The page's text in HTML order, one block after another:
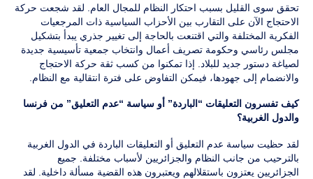
تحقق سوى القليل بسبب احتكار النظام للمجال العام. لقد شجعت حركة
الاحتجاج الآن على التقارب بين الأحزاب السياسية ذات المرجعيات
الفكرية المختلفة والتي اقتنعت بالحاجة إلى تغيير جذري يبدأ بتشكيل
مجلس رئاسي وحكومة تصريف أعمال وانتخاب جمعية تأسيسية جديدة
لصياغة دستور جديد للبلاد. إذا تمكنوا من كسب ثقة حركة الاحتجاج
والانضمام إلى جهودها، فيمكن التفاوض على فترة انتقالية مع النظام.
كيف تفسرون التعليقات “الباردة” أو سياسة “عدم التعليق” من فرنسا
والدول الغربية؟
لقد حظيت سياسة عدم التعليق أو التعليقات الباردة في الدول الغربية
بالترحيب من جانب النظام والجزائريين لأسباب مختلفة. جميع
الجزائريين يعتزون باستقلالهم ويعتبرون هذه القضية مسألة داخلية. لقد